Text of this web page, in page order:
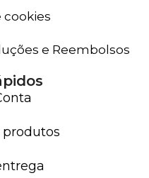
cookies
e Reembolsos
produtos